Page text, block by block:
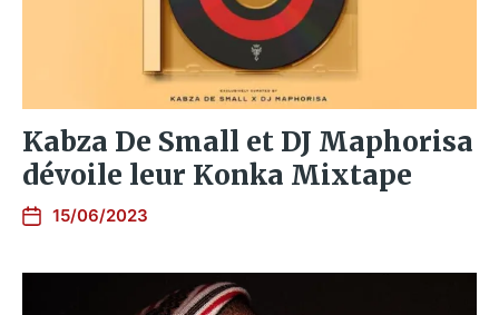
Kabza De Small et DJ Maphorisa
dévoile leur Konka Mixtape
15/06/2023